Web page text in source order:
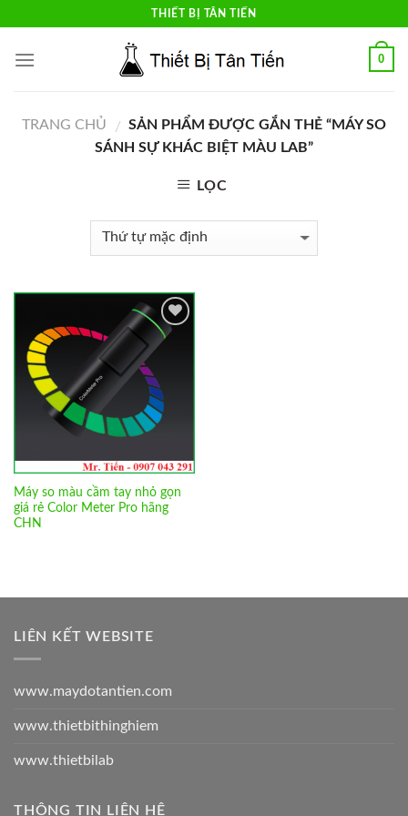
content
THIẾT BỊ TÂN TIẾN
0
TRANG CHỦ / SẢN PHẨM ĐƯỢC GẮN THẺ “MÁY SO
SÁNH SỰ KHÁC BIỆT MÀU LAB”
LỌC
Add to
Wishlist
Máy so màu cầm tay nhỏ gọn
giá rẻ Color Meter Pro hãng
CHN
LIÊN KẾT WEBSITE
www.maydotantien.com
www.thietbithinghiem
www.thietbilab
THÔNG TIN LIÊN HỆ